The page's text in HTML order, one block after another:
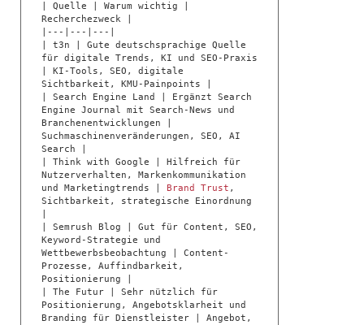
| Quelle | Warum wichtig |
Recherchezweck |
|---|---|---|
| t3n | Gute deutschsprachige Quelle
für digitale Trends, KI und SEO-Praxis
| KI-Tools, SEO, digitale
Sichtbarkeit, KMU-Painpoints |
| Search Engine Land | Ergänzt Search
Engine Journal mit Search-News und
Branchenentwicklungen |
Suchmaschinenveränderungen, SEO, AI
Search |
| Think with Google | Hilfreich für
Nutzerverhalten, Markenkommunikation
und Marketingtrends |
Brand Trust ,
Sichtbarkeit, strategische Einordnung
| Semrush Blog | Gut für Content, SEO,
Keyword-Strategie und
Wettbewerbsbeobachtung | Content-
Prozesse, Auffindbarkeit,
Positionierung |
| The Futur | Sehr nützlich für
Positionierung, Angebotsklarheit und
Branding für Dienstleister | Angebot,